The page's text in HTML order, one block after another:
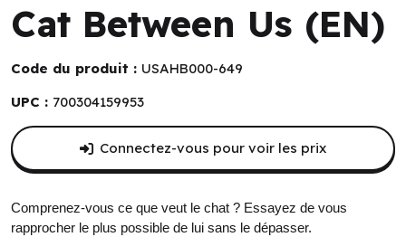
Cat Between Us (EN)
Code du produit : USAHB000-649
UPC : 700304159953
Comprenez-vous ce que veut le chat ? Essayez de vous
rapprocher le plus possible de lui sans le dépasser.
Connectez-vous pour voir les prix